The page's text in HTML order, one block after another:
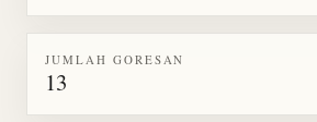
JUMLAH GORESAN
13